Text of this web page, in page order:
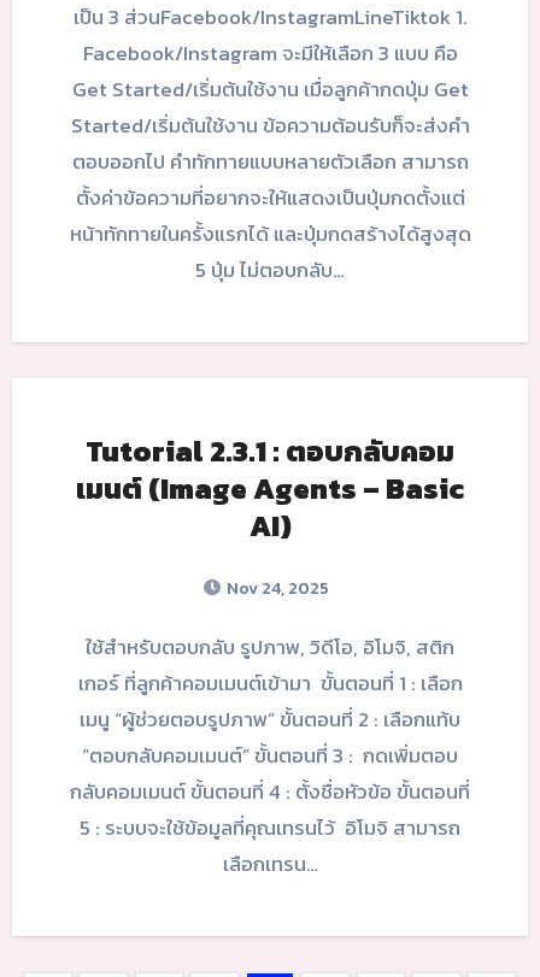
เป็น 3 ส่วนFacebook/InstagramLineTiktok 1.
Facebook/Instagram จะมีให้เลือก 3 แบบ คือ
Get Started/เริ่มต้นใช้งาน เมื่อลูกค้ากดปุ่ม Get
Started/เริ่มต้นใช้งาน ข้อความต้อนรับก็จะส่งคำ
ตอบออกไป คำทักทายแบบหลายตัวเลือก สามารถ
ตั้งค่าข้อความที่อยากจะให้แสดงเป็นปุ่มกดตั้งแต่
หน้าทักทายในครั้งแรกได้ และปุ่มกดสร้างได้สูงสุด
5 ปุ่ม ไม่ตอบกลับ…
Tutorial 2.3.1 : ตอบกลับคอม
เมนต์ (Image Agents – Basic
AI)
Nov 24, 2025
ใช้สำหรับตอบกลับ รูปภาพ, วิดีโอ, อิโมจิ, สติก
เกอร์ ที่ลูกค้าคอมเมนต์เข้ามา ขั้นตอนที่ 1 : เลือก
เมนู “ผู้ช่วยตอบรูปภาพ” ขั้นตอนที่ 2 : เลือกแท้บ
“ตอบกลับคอมเมนต์” ขั้นตอนที่ 3 : กดเพิ่มตอบ
กลับคอมเมนต์ ขั้นตอนที่ 4 : ตั้งชื่อหัวข้อ ขั้นตอนที่
5 : ระบบจะใช้ข้อมูลที่คุณเทรนไว้ อิโมจิ สามารถ
เลือกเทรน…